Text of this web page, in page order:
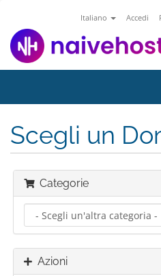
Italiano Accedi
Scegli un
Categorie
Azioni